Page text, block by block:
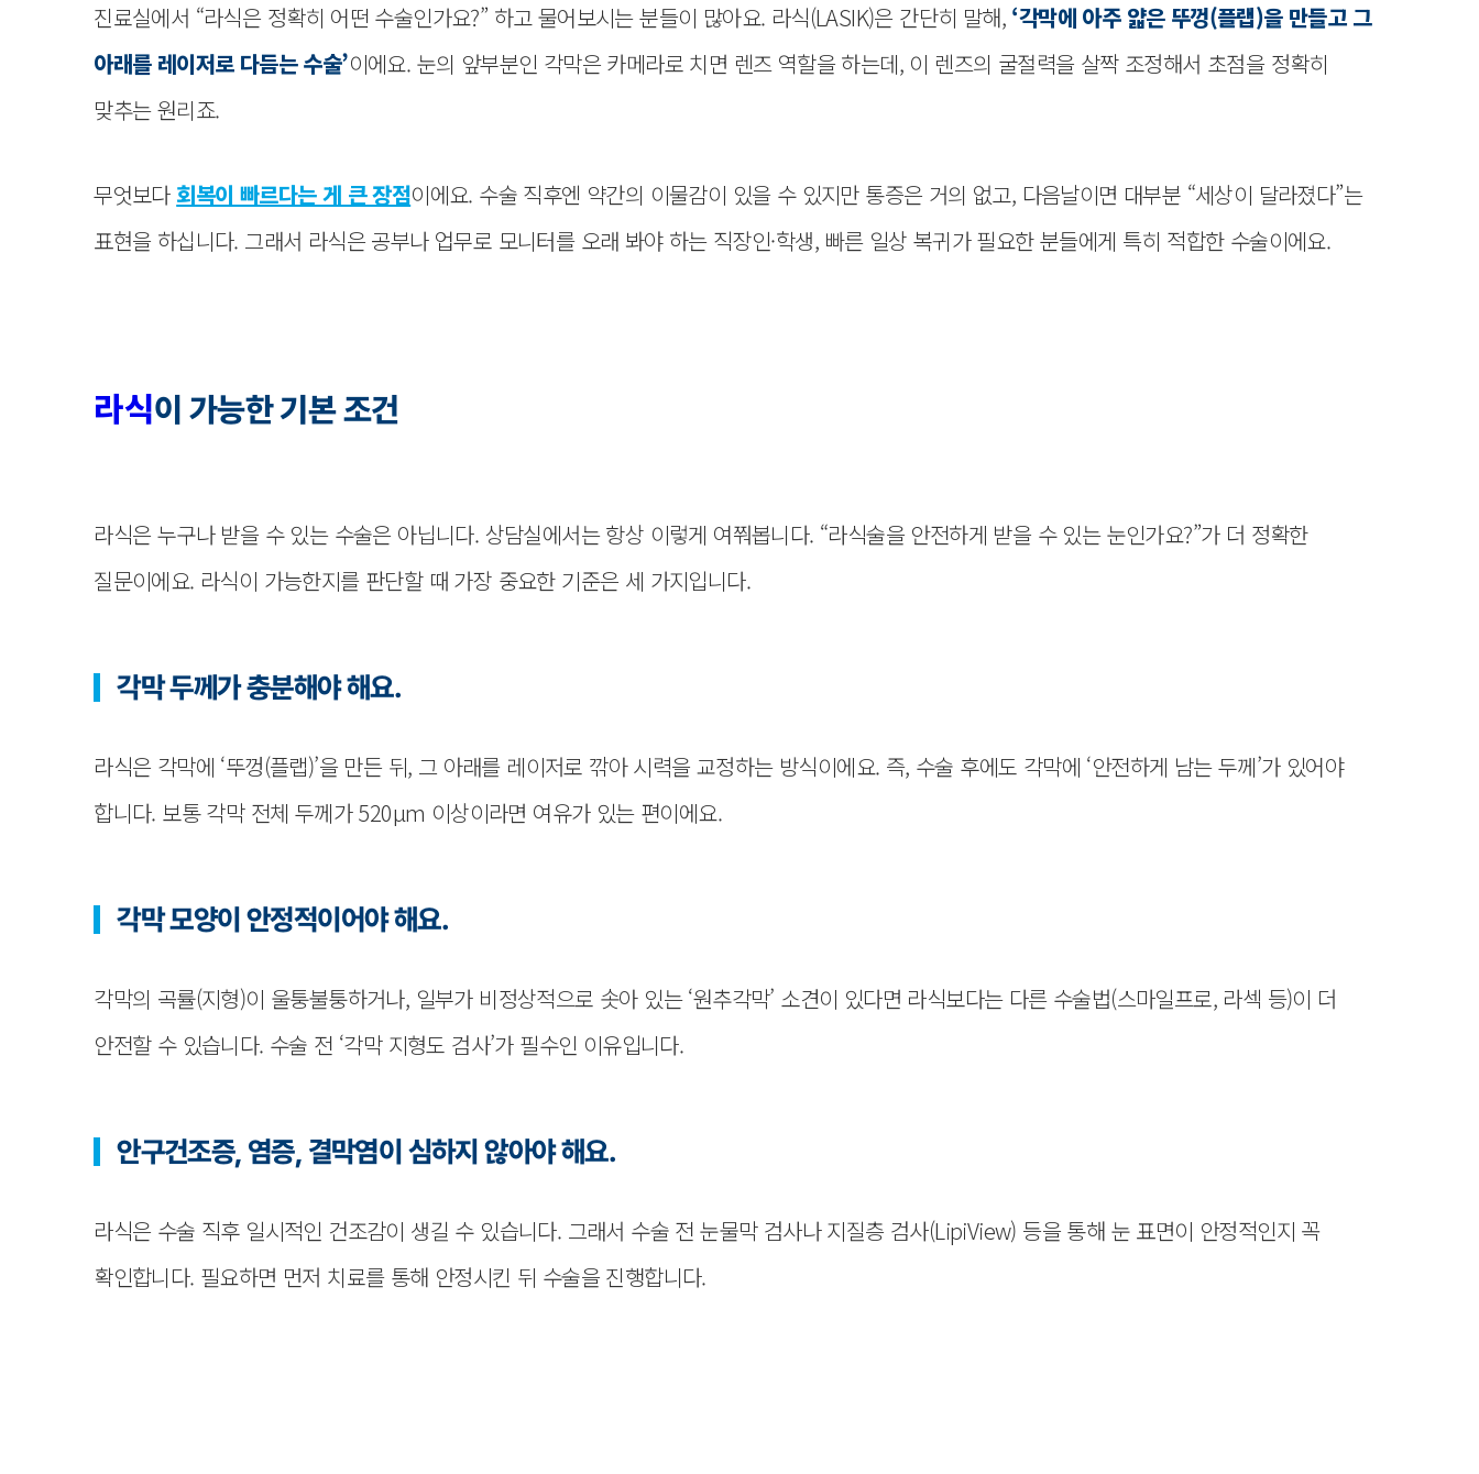
진료실에서 “라식은 정확히 어떤 수술인가요?” 하고 물어보시는 분들이 많아요. 라식(LASIK)은 간단히 말해, ‘각막에 아주 얇은 뚜껑(플랩)을 만들고 그
아래를 레이저로 다듬는 수술’이에요. 눈의 앞부분인 각막은 카메라로 치면 렌즈 역할을 하는데, 이 렌즈의 굴절력을 살짝 조정해서 초점을 정확히
맞추는 원리죠.
무엇보다 회복이 빠르다는 게 큰 장점이에요. 수술 직후엔 약간의 이물감이 있을 수 있지만 통증은 거의 없고, 다음날이면 대부분 “세상이 달라졌다”는
표현을 하십니다. 그래서 라식은 공부나 업무로 모니터를 오래 봐야 하는 직장인·학생, 빠른 일상 복귀가 필요한 분들에게 특히 적합한 수술이에요.
라식이 가능한 기본 조건
라식은 누구나 받을 수 있는 수술은 아닙니다. 상담실에서는 항상 이렇게 여쭤봅니다. “라식술을 안전하게 받을 수 있는 눈인가요?”가 더 정확한
질문이에요. 라식이 가능한지를 판단할 때 가장 중요한 기준은 세 가지입니다.
각막 두께가 충분해야 해요.
라식은 각막에 ‘뚜껑(플랩)’을 만든 뒤, 그 아래를 레이저로 깎아 시력을 교정하는 방식이에요. 즉, 수술 후에도 각막에 ‘안전하게 남는 두께’가 있어야
합니다. 보통 각막 전체 두께가 520μm 이상이라면 여유가 있는 편이에요.
각막 모양이 안정적이어야 해요.
각막의 곡률(지형)이 울퉁불퉁하거나, 일부가 비정상적으로 솟아 있는 ‘원추각막’ 소견이 있다면 라식보다는 다른 수술법(스마일프로, 라섹 등)이 더
안전할 수 있습니다. 수술 전 ‘각막 지형도 검사’가 필수인 이유입니다.
안구건조증, 염증, 결막염이 심하지 않아야 해요.
라식은 수술 직후 일시적인 건조감이 생길 수 있습니다. 그래서 수술 전 눈물막 검사나 지질층 검사(LipiView) 등을 통해 눈 표면이 안정적인지 꼭
확인합니다. 필요하면 먼저 치료를 통해 안정시킨 뒤 수술을 진행합니다.